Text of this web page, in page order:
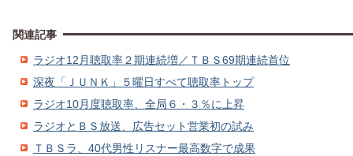
関連記事
ラジオ12月聴取率２期連続増／ＴＢＳ69期連続首位
深夜「ＪＵＮＫ」５曜日すべて聴取率トップ
ラジオ10月度聴取率、全局６・３％に上昇
ラジオとＢＳ放送、広告セット営業初の試み
ＴＢＳラ、40代男性リスナー最高数字で成果